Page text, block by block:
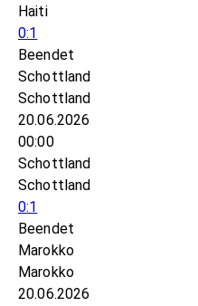
Haiti
0:1
Beendet
Schottland
Schottland
20.06.2026
00:00
Schottland
Schottland
0:1
Beendet
Marokko
Marokko
20.06.2026